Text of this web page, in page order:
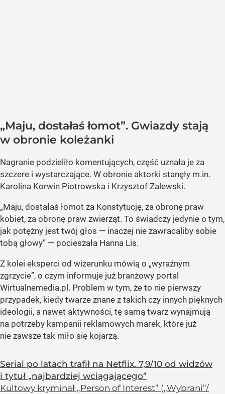
„Maju, dostałaś łomot”. Gwiazdy stają
w obronie koleżanki
Nagranie podzieliło komentujących, część uznała je za
szczere i wystarczające. W obronie aktorki stanęły m.in.
Karolina Korwin Piotrowska i Krzysztof Zalewski.
„Maju, dostałaś łomot za Konstytucję, za obronę praw
kobiet, za obronę praw zwierząt. To świadczy jedynie o tym,
jak potężny jest twój głos — inaczej nie zawracaliby sobie
tobą głowy” — pocieszała Hanna Lis.
Z kolei eksperci od wizerunku mówią o „wyraźnym
zgrzycie”, o czym informuje już branżowy portal
Wirtualnemedia.pl. Problem w tym, że to nie pierwszy
przypadek, kiedy twarze znane z takich czy innych pięknych
ideologii, a nawet aktywności, tę samą twarz wynajmują
na potrzeby kampanii reklamowych marek, które już
nie zawsze tak miło się kojarzą.
Serial po latach trafił na Netflix. 7,9/10 od widzów
i tytuł „najbardziej wciągającego”
Kultowy kryminał „Person of Interest” („Wybrani”/